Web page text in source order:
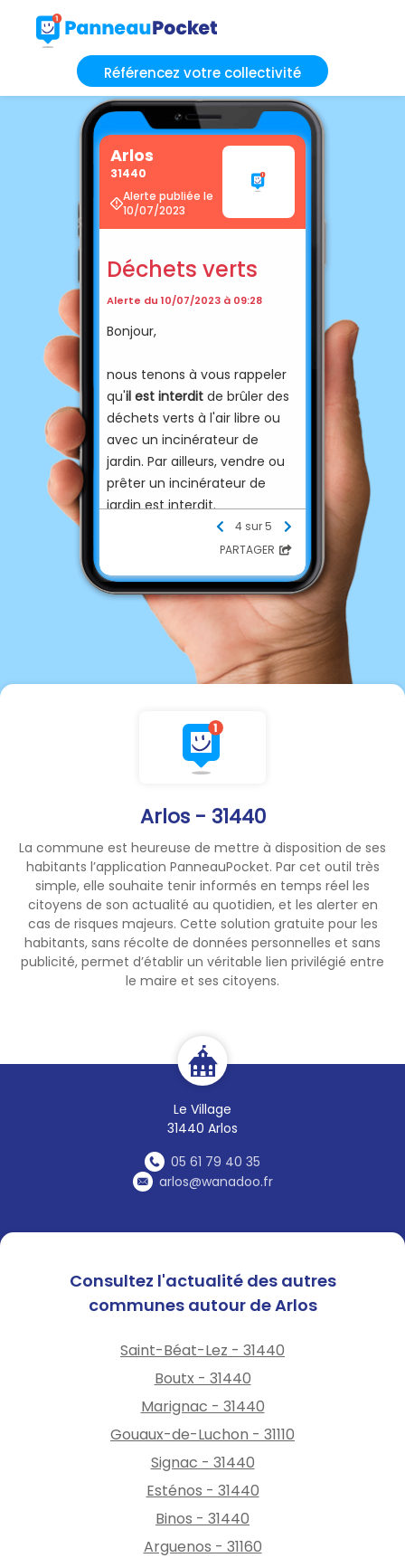
Référencez votre collectivité
Arlos - 31440
La commune est heureuse de mettre à disposition de ses
habitants l’application PanneauPocket. Par cet outil très
simple, elle souhaite tenir informés en temps réel les
citoyens de son actualité au quotidien, et les alerter en
cas de risques majeurs. Cette solution gratuite pour les
habitants, sans récolte de données personnelles et sans
publicité, permet d’établir un véritable lien privilégié entre
le maire et ses citoyens.
Le Village
31440 Arlos
05 61 79 40 35
arlos@wanadoo.fr
Arlos
31440
Alerte publiée le
10/07/2023
Déchets verts
Alerte du 10/07/2023 à 09:28
Bonjour,
nous tenons à vous rappeler
qu'il est interdit de brûler des
déchets verts à l'air libre ou
avec un incinérateur de
jardin. Par ailleurs, vendre ou
prêter un incinérateur de
jardin est interdit.
déchets verts,
dégage dessubstances
toxiques pour les êtres
humains et l'environnement
(des particules fines
Il faut également tenir
troubles de
fumées) et des risques
La personne qui brûle des
déchets verts peut avoir à
payer une amende
de450 €maximum. Si vous
êtes incommodé par les
odeurs, vous pouvez par
pour nuisances olfactives
Merci de déposer vos déchets
verts à la déchetterie de
Saint-Béat-Lez.
4 sur 5
PARTAGER
Consultez l'actualité des autres
communes autour de Arlos
Saint-Béat-Lez - 31440
Boutx - 31440
Marignac - 31440
Gouaux-de-Luchon - 31110
Signac - 31440
Esténos - 31440
Binos - 31440
Arguenos - 31160